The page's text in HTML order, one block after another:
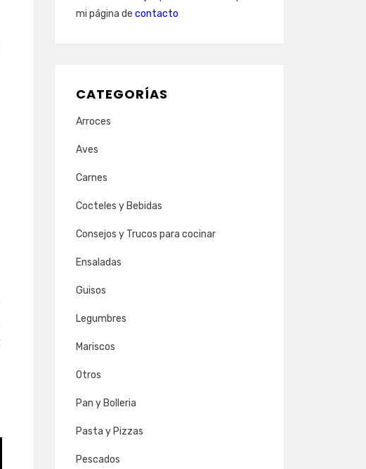
mi página de contacto
CATEGORÍAS
Arroces
Aves
Carnes
Cocteles y Bebidas
Consejos y Trucos para cocinar
Ensaladas
Guisos
Legumbres
Mariscos
Otros
Pan y Bolleria
Pasta y Pizzas
Pescados